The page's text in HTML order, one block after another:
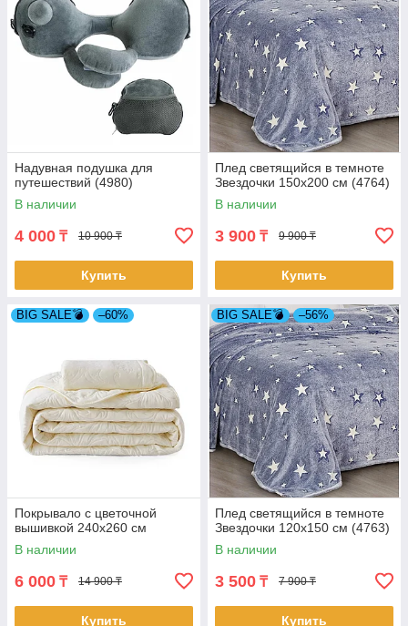
Надувная подушка для
путешествий (4980)
В наличии
4 000 ₸ 10 900 ₸
Купить
Плед светящийся в темноте
Звездочки 150х200 см (4764)
В наличии
3 900 ₸ 9 900 ₸
Купить
BIG SALE💣 –60%
Покрывало с цветочной
вышивкой 240х260 см
В наличии
6 000 ₸ 14 900 ₸
Купить
BIG SALE💣 –56%
Плед светящийся в темноте
Звездочки 120х150 см (4763)
В наличии
3 500 ₸ 7 900 ₸
Купить